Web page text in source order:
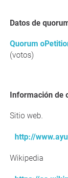
Datos de
Quorum
(votos)
Información de
Sitio web.
http://
Wikipedia